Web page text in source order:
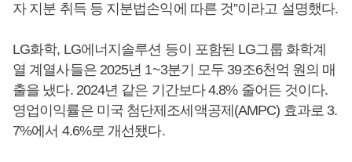
자 지분 취득 등 지분법손익에 따른 것”이라고 설명했다.
LG화학, LG에너지솔루션 등이 포함된 LG그룹 화학계
열 계열사들은 2025년 1~3분기 모두 39조6천억 원의 매
출을 냈다. 2024년 같은 기간보다 4.8% 줄어든 것이다.
영업이익률은 미국 첨단제조세액공제(AMPC) 효과로 3.
7%에서 4.6%로 개선됐다.